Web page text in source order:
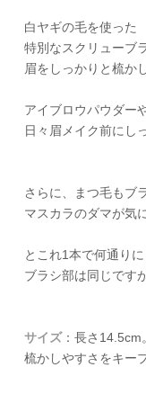
白ヤギの毛を使った
特別なスクリューブ
眉をしっかりと梳か
アイブロウパウダー
日々眉メイク前にし
さらに、まつ毛もブ
マスカラのダマが気
とこれ1本で何通り
ブラシ部は同じです
サイズ：長さ14.5cm。
梳かしやすさをキー